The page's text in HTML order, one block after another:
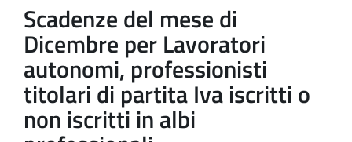
Scadenze del mese di
Dicembre per Lavoratori
autonomi, professionisti
titolari di partita Iva iscritti o
non iscritti in albi